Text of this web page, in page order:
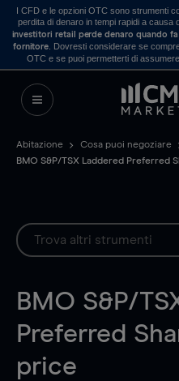
I CFD e le opzioni OTC sono strumenti
perdita di denaro in tempi rapidi a causa
investitori retail perde denaro quando
fornitore . Dovresti considerare se
OTC e se puoi permetterti di
Abitazione
Cosa puoi negoziare
BMO S&P/TSX Laddered Preferred
BMO S&P/
Preferred
price